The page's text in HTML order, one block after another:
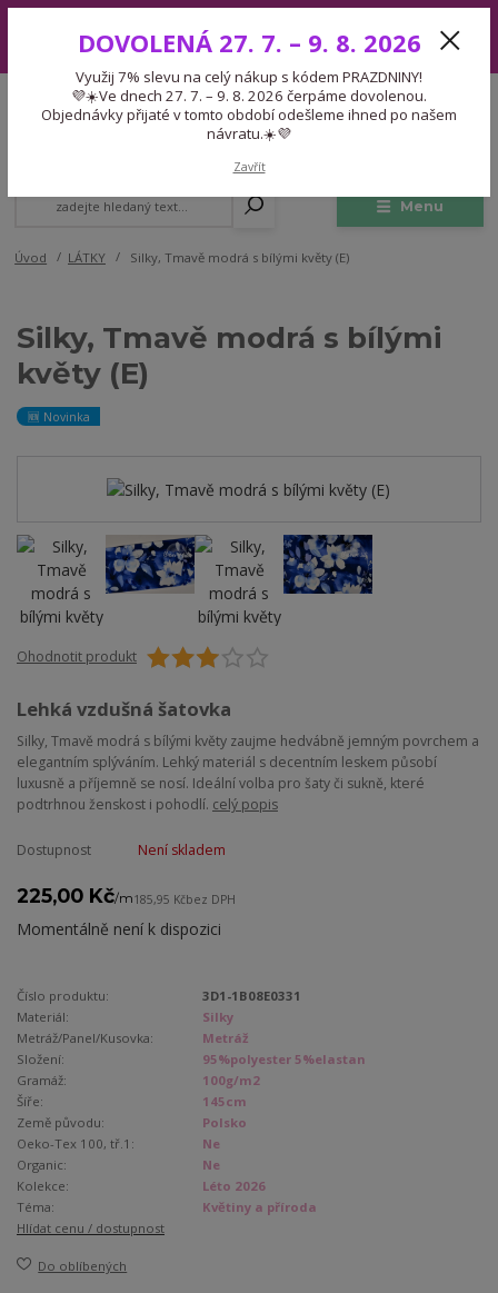
7. – 9. 8. 2026 čerpáme dovolenou. Objednávky přijaté v tomto období
odešleme ihned po našem návratu.☀️💜
Menu
CZK
Expedice 775 866 913
Po-Čt 9-15:30 Pá 9-14:30 Pauza 13-13:45
Úvod LÁTKY Silky, Tmavě modrá s bílými květy (E)
Silky, Tmavě modrá s bílými
květy (E)
🆕 Novinka
Ohodnotit produkt
Lehká vzdušná šatovka
Silky, Tmavě modrá s bílými květy zaujme hedvábně jemným povrchem a
elegantním splýváním. Lehký materiál s decentním leskem působí
luxusně a příjemně se nosí. Ideální volba pro šaty či sukně, které
podtrhnou ženskost i pohodlí. celý popis
Dostupnost Není skladem
225,00 Kč/m185,95 Kčbez DPH
Momentálně není k dispozici
Číslo produktu:
3D1-1B08E0331
Materiál:
Silky
Metráž/Panel/Kusovka:
Metráž
Složení:
95%polyester 5%elastan
Gramáž:
100g/m2
Šíře:
145cm
Země původu:
Polsko
Oeko-Tex 100, tř.1:
Ne
Organic:
Ne
Kolekce:
Léto 2026
Téma:
Květiny a příroda
Hlídat cenu / dostupnost
Do oblíbených
DOVOLENÁ 27. 7. – 9. 8. 2026
Využij 7% slevu na celý nákup s kódem PRAZDNINY!
💜☀️Ve dnech 27. 7. – 9. 8. 2026 čerpáme dovolenou.
Objednávky přijaté v tomto období odešleme ihned po našem
návratu.☀️💜
Zavřít